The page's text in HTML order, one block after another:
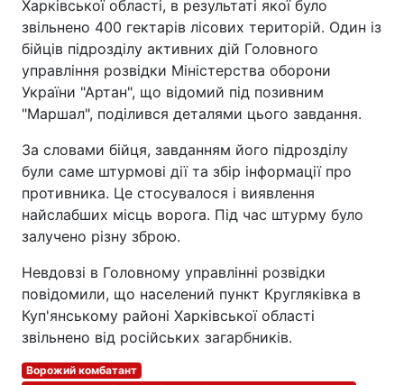
Харківської області, в результаті якої було
звільнено 400 гектарів лісових територій. Один із
бійців підрозділу активних дій Головного
управління розвідки Міністерства оборони
України "Артан", що відомий під позивним
"Маршал", поділився деталями цього завдання.
За словами бійця, завданням його підрозділу
були саме штурмові дії та збір інформації про
противника. Це стосувалося і виявлення
найслабших місць ворога. Під час штурму було
залучено різну зброю.
Невдовзі в Головному управлінні розвідки
повідомили, що населений пункт Кругляківка в
Куп'янському районі Харківської області
звільнено від російських загарбників.
Ворожий комбатант